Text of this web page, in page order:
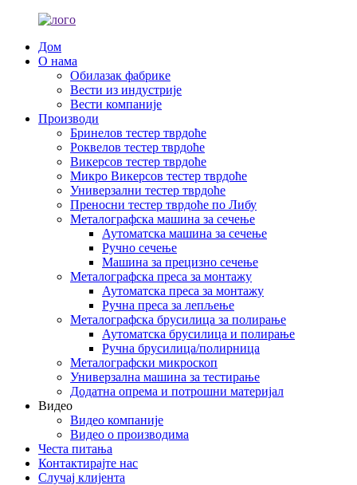
Дом
О нама
Обилазак фабрике
Вести из индустрије
Вести компаније
Производи
Бринелов тестер тврдоће
Роквелов тестер тврдоће
Викерсов тестер тврдоће
Микро Викерсов тестер тврдоће
Универзални тестер тврдоће
Преносни тестер тврдоће по Либу
Металографска машина за сечење
Аутоматска машина за сечење
Ручно сечење
Машина за прецизно сечење
Металографска преса за монтажу
Аутоматска преса за монтажу
Ручна преса за лепљење
Металографска брусилица за полирање
Аутоматска брусилица и полирање
Ручна брусилица/полирница
Металографски микроскоп
Универзална машина за тестирање
Додатна опрема и потрошни материјал
Видео
Видео компаније
Видео о производима
Честа питања
Контактирајте нас
Случај клијента